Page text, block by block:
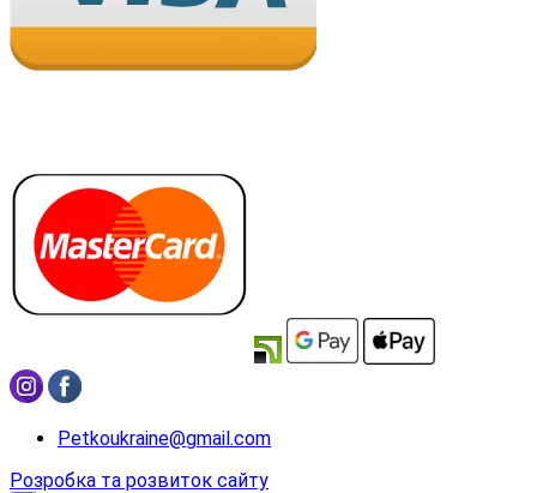
Petkoukraine@gmail.com
Розробка та розвиток сайту